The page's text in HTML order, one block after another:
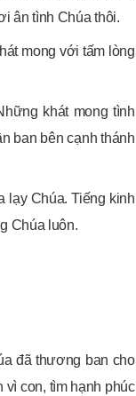
ân tình Chúa thôi.
mong với tấm lòng
khát mong tình
ban bên cạnh thánh
lạy Chúa. Tiếng kinh
Chúa luôn.
đã thương ban cho
vì con, tìm hạnh phúc